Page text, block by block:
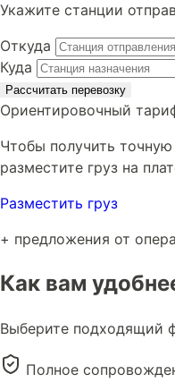
Укажите станции
Откуда
Куда
Рассчитать перевозку
Ориентировочный
Чтобы получить
разместите груз на
Разместить груз
+ предложения от
Как вам
Выберите подходящий
Полное